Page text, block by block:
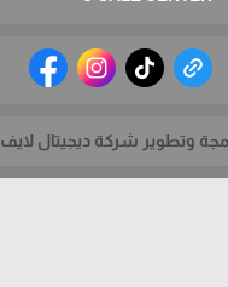
وتطوير شركة ديجيتال لايف